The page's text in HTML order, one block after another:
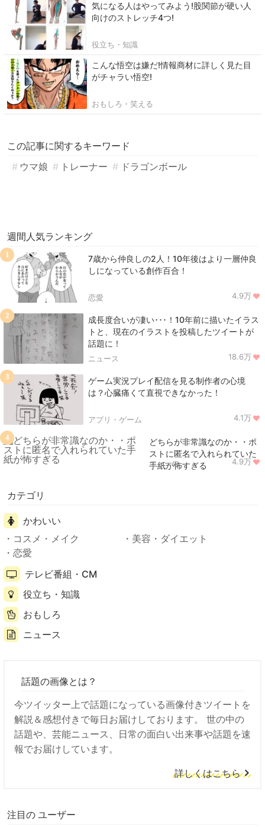
気になる人はやってみよう!股関節が硬い人
向けのストレッチ4つ!
役立ち・知識
こんな悟空は嫌だ!情報商材に詳しく見た目
がチャラい悟空!
おもしろ・笑える
この記事に関するキーワード
ウマ娘
トレーナー ドラゴンボール
週間人気ランキング
7歳から仲良しの2人！10年後はより一層仲良
しになっている創作百合！
恋愛 4.9万
1
成長度合いが凄い･･･！10年前に描いたイラス
トと、現在のイラストを投稿したツイートが
話題に！
ニュース 18.6万
2
ゲーム実況プレイ配信を見る制作者の心境
は？心臓痛くて直視できなかった！
アプリ・ゲーム 4.1万
3
どちらが非常識なのか・・ポ
ストに匿名で入れられていた
手紙が怖すぎる
ニュース 4.9万
4
カテゴリ
かわいい
コスメ・メイク
美容・ダイエット
恋愛
テレビ番組・CM
役立ち・知識
おもしろ
ニュース
話題の画像とは？
今ツイッター上で話題になっている画像付きツイートを
解説＆感想付きで毎日お届けしております。 世の中の
話題や、芸能ニュース、日常の面白い出来事や話題を速
報でお届けしています。
詳しくはこちら
注目の ユーザー